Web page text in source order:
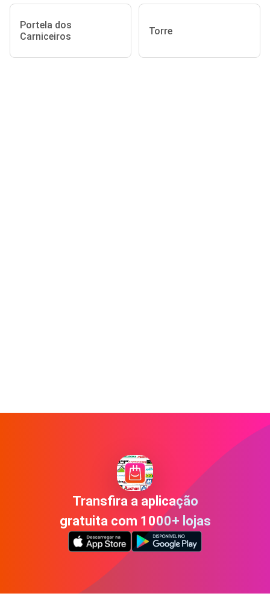
Portela dos
Carniceiros
Torre
Transfira a aplicação
gratuita com 1000+ lojas